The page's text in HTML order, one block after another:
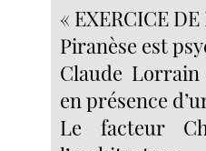
« EXERCICE
Piranèse est
Claude Lorrain
en présence
Le facteur